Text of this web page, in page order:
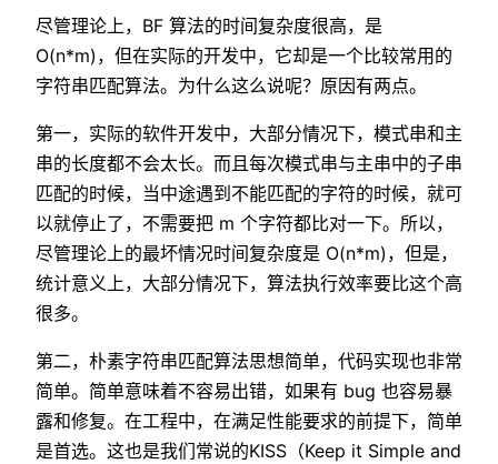
尽管理论上，BF 算法的时间复杂度很高，是
O(n*m)，但在实际的开发中，它却是一个比较常用的
字符串匹配算法。为什么这么说呢？原因有两点。
第一，实际的软件开发中，大部分情况下，模式串和主
串的长度都不会太长。而且每次模式串与主串中的子串
匹配的时候，当中途遇到不能匹配的字符的时候，就可
以就停止了，不需要把 m 个字符都比对一下。所以，
尽管理论上的最坏情况时间复杂度是 O(n*m)，但是，
统计意义上，大部分情况下，算法执行效率要比这个高
很多。
第二，朴素字符串匹配算法思想简单，代码实现也非常
简单。简单意味着不容易出错，如果有 bug 也容易暴
露和修复。在工程中，在满足性能要求的前提下，简单
是首选。这也是我们常说的KISS（Keep it Simple and